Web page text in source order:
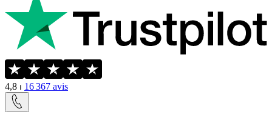
4,8 ⏐ 16 367 avis